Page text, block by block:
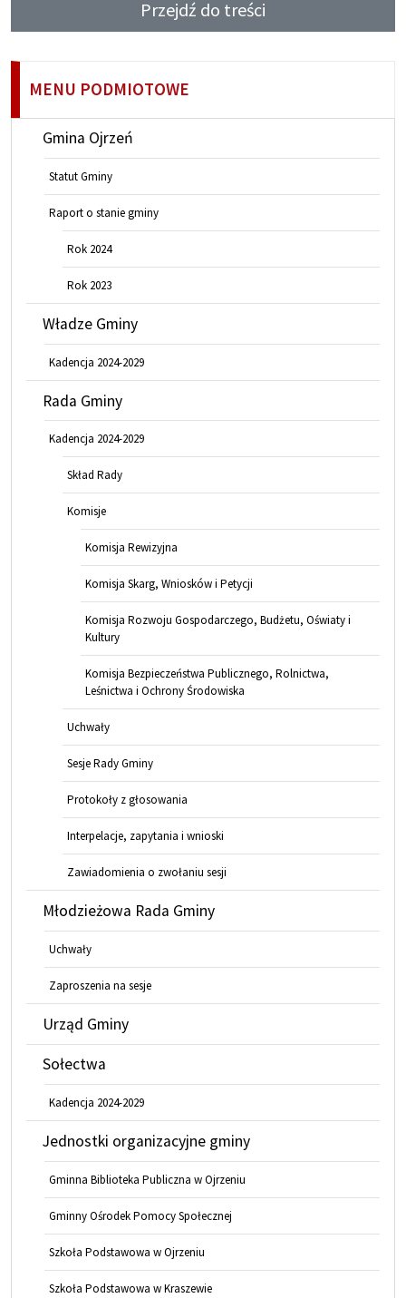
Przejdź do treści
MENU PODMIOTOWE
Gmina Ojrzeń
Statut Gminy
Raport o stanie gminy
Rok 2024
Rok 2023
Władze Gminy
Kadencja 2024-2029
Rada Gminy
Kadencja 2024-2029
Skład Rady
Komisje
Komisja Rewizyjna
Komisja Skarg, Wniosków i Petycji
Komisja Rozwoju Gospodarczego, Budżetu, Oświaty i
Kultury
Komisja Bezpieczeństwa Publicznego, Rolnictwa,
Leśnictwa i Ochrony Środowiska
Uchwały
Sesje Rady Gminy
Protokoły z głosowania
Interpelacje, zapytania i wnioski
Zawiadomienia o zwołaniu sesji
Młodzieżowa Rada Gminy
Uchwały
Zaproszenia na sesje
Urząd Gminy
Sołectwa
Kadencja 2024-2029
Jednostki organizacyjne gminy
Gminna Biblioteka Publiczna w Ojrzeniu
Gminny Ośrodek Pomocy Społecznej
Szkoła Podstawowa w Ojrzeniu
Szkoła Podstawowa w Kraszewie